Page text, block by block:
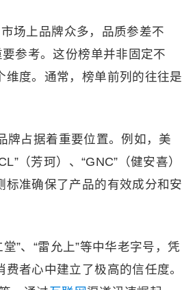
场上品牌众多，品质参差不
参考。这份榜单并非固定不
度。通常，榜单前列的往往是
牌占据着重要位置。例如，美
（芳珂）、“GNC”（健安喜）
准确保了产品的有效成分和安
”、“雷允上”等中华老字号，凭
者心中建立了极高的信任度。